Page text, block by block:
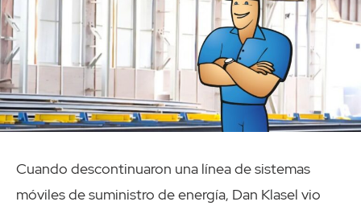
Cuando descontinuaron una línea de sistemas
móviles de suministro de energía, Dan Klasel vio